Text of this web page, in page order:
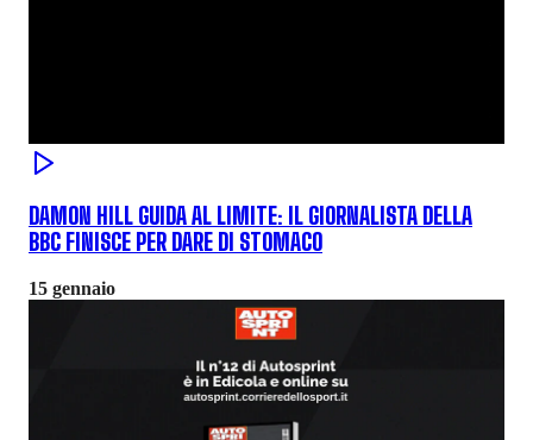
DAMON HILL GUIDA AL LIMITE: IL GIORNALISTA DELLA
BBC FINISCE PER DARE DI STOMACO
15 gennaio